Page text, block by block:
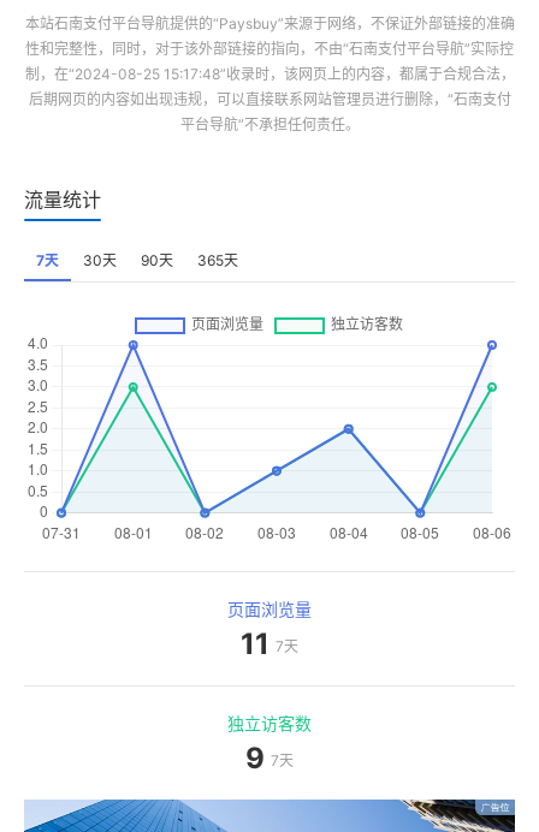
本站石南支付平台导航提供的“Paysbuy”来源于网络，不保证外部链接的准确
性和完整性，同时，对于该外部链接的指向，不由“石南支付平台导航”实际控
制，在“2024-08-25 15:17:48”收录时，该网页上的内容，都属于合规合法，
后期网页的内容如出现违规，可以直接联系网站管理员进行删除，“石南支付
平台导航”不承担任何责任。
流量统计
7天 30天 90天 365天
页面浏览量
11 7天
独立访客数
9 7天